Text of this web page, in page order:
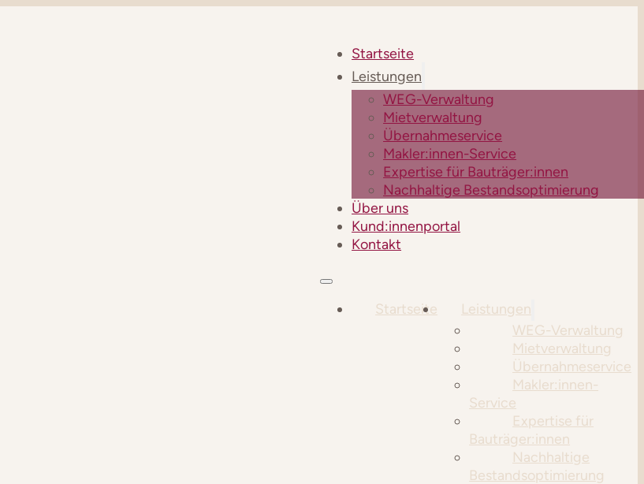
Startseite
Leistungen
WEG-Verwaltung
Mietverwaltung
Übernahmeservice
Makler:innen-Service
Expertise für Bauträger:innen
Nachhaltige Bestandsoptimierung
Über uns
Kund:innenportal
Kontakt
Startseite
Leistungen
WEG-Verwaltung
Mietverwaltung
Übernahmeservice
Makler:innen-
Service
Expertise für
Bauträger:innen
Nachhaltige
Bestandsoptimierung